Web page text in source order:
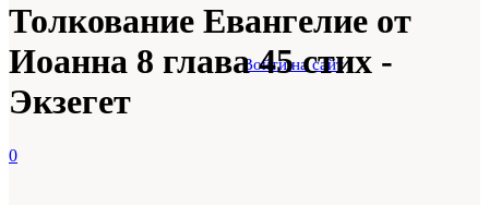
Войти на сайт
Толкование Евангелие от
Иоанна 8 глава 45 стих -
Экзегет
0